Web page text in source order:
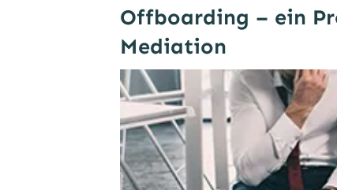
Offboarding – ein
Mediation